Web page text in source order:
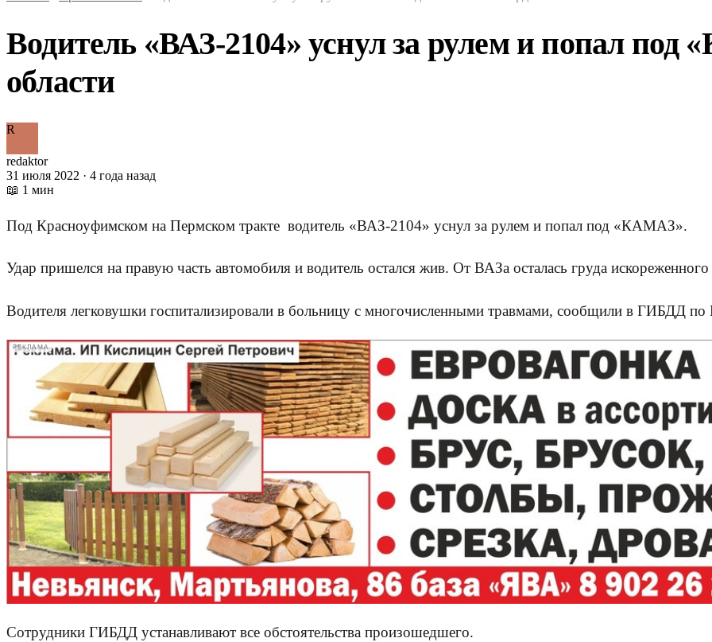
Водитель «ВАЗ-2104» уснул за рулем и попал
области
R
redaktor
31 июля 2022 · 4 года назад
📖 1 мин
Под Красноуфимском на Пермском тракте водитель «ВАЗ-2104» уснул за рулем и попал под «КАМАЗ».
Удар пришелся на правую часть автомобиля и водитель остался жив. От ВАЗа осталась груда искореженного
Водителя легковушки госпитализировали в больницу с многочисленными травмами, сообщили в ГИБДД по
РЕКЛАМА
Сотрудники ГИБДД устанавливают все обстоятельства произошедшего.